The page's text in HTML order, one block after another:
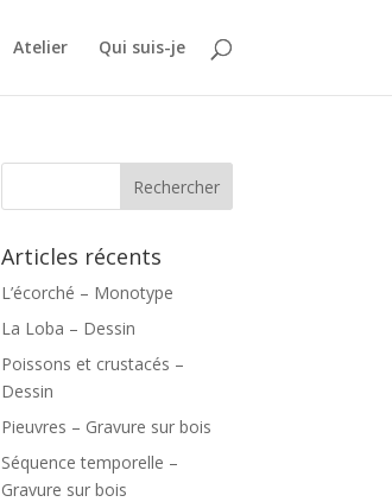
Atelier Qui suis-je
Articles récents
L’écorché – Monotype
La Loba – Dessin
Poissons et crustacés –
Dessin
Pieuvres – Gravure sur bois
Séquence temporelle –
Gravure sur bois